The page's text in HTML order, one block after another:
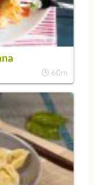
60m